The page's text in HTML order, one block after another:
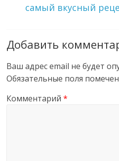
самый вкусный
Добавить
Ваш адрес email не будет
Обязательные поля
Комментарий*